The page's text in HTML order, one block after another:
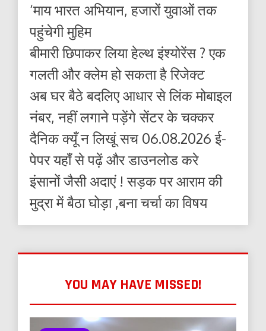
‘माय भारत अभियान, हजारों युवाओं तक
पहुंचेगी मुहिम
बीमारी छिपाकर लिया हेल्थ इंश्योरेंस ? एक
गलती और क्लेम हो सकता है रिजेक्ट
अब घर बैठे बदलिए आधार से लिंक मोबाइल
नंबर, नहीं लगाने पड़ेंगे सेंटर के चक्कर
दैनिक क्यूँ न लिखूं सच 06.08.2026 ई-
पेपर यहाँ से पढ़ें और डाउनलोड करे
इंसानों जैसी अदाएं ! सड़क पर आराम की
मुद्रा में बैठा घोड़ा ,बना चर्चा का विषय
YOU MAY HAVE MISSED!